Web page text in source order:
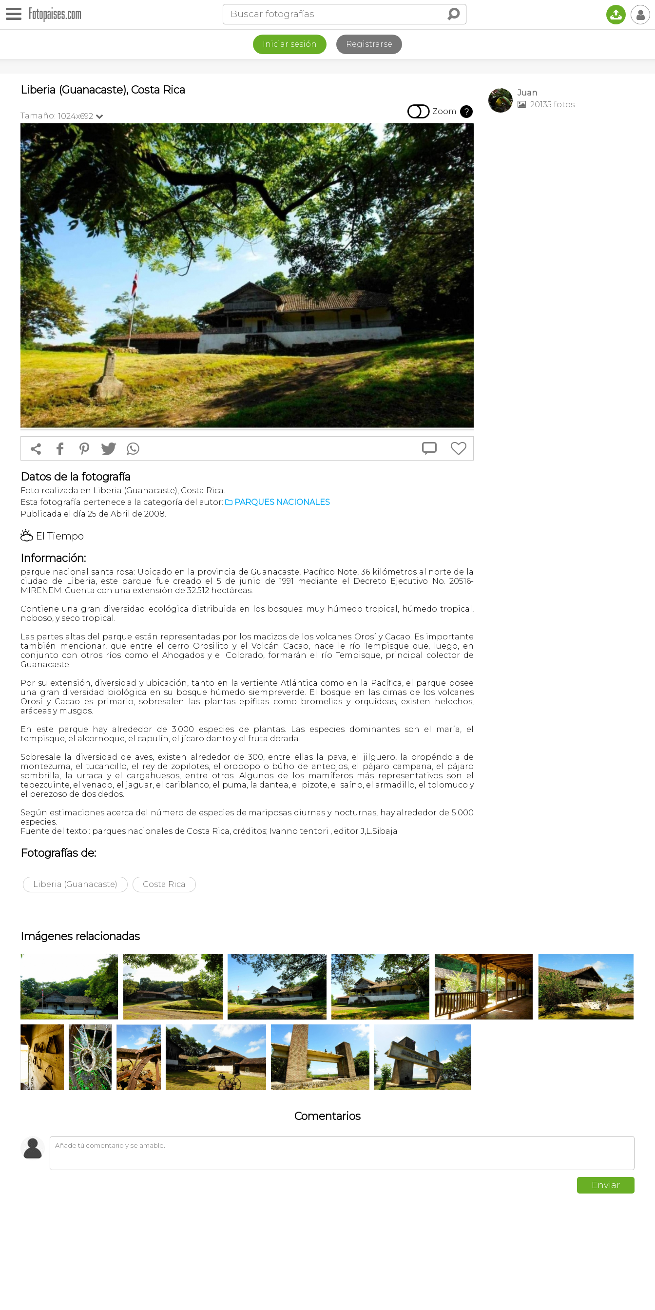
📤 👤
Iniciar sesión Registrarse
Liberia (Guanacaste), Costa Rica
Tamaño: 1024x692   Zoom ?
 f 1 T  
Datos de la fotografía
Foto realizada en Liberia (Guanacaste), Costa Rica.
Esta fotografía pertenece a la categoría del autor:  PARQUES NACIONALES
Publicada el día 25 de Abril de 2008.
H El Tiempo
Información:
parque nacional santa rosa: Ubicado en la provincia de Guanacaste, Pacífico Note, 36 kilómetros al norte de la
ciudad de Liberia, este parque fue creado el 5 de junio de 1991 mediante el Decreto Ejecutivo No. 20516-
MIRENEM. Cuenta con una extensión de 32.512 hectáreas.
Contiene una gran diversidad ecológica distribuida en los bosques: muy húmedo tropical, húmedo tropical,
noboso, y seco tropical.
Las partes altas del parque están representadas por los macizos de los volcanes Orosí y Cacao. Es importante
también mencionar, que entre el cerro Orosilito y el Volcán Cacao, nace le río Tempisque que, luego, en
conjunto con otros ríos como el Ahogados y el Colorado, formarán el río Tempisque, principal colector de
Guanacaste.
Por su extensión, diversidad y ubicación, tanto en la vertiente Atlántica como en la Pacífica, el parque posee
una gran diversidad biológica en su bosque húmedo siempreverde. El bosque en las cimas de los volcanes
Orosí y Cacao es primario, sobresalen las plantas epífitas como bromelias y orquídeas, existen helechos,
aráceas y musgos.
En este parque hay alrededor de 3.000 especies de plantas. Las especies dominantes son el maría, el
tempisque, el alcornoque, el capulín, el jícaro danto y el fruta dorada.
Sobresale la diversidad de aves, existen alrededor de 300, entre ellas la pava, el jilguero, la oropéndola de
montezuma, el tucancillo, el rey de zopilotes, el oropopo o búho de anteojos, el pájaro campana, el pájaro
sombrilla, la urraca y el cargahuesos, entre otros. Algunos de los mamíferos más representativos son el
tepezcuinte, el venado, el jaguar, el cariblanco, el puma, la dantea, el pizote, el saíno, el armadillo, el tolomuco y
el perezoso de dos dedos.
Según estimaciones acerca del número de especies de mariposas diurnas y nocturnas, hay alrededor de 5.000
especies.
Fuente del texto:: parques nacionales de Costa Rica, créditos; Ivanno tentori , editor J,L.Sibaja
Fotografías de:
Liberia (Guanacaste) Costa Rica
Juan
 20135 fotos
Imágenes relacionadas
Comentarios